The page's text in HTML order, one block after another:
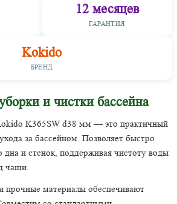
12 месяцев
ГАРАНТИЯ
Kokido
БРЕНД
и чистки бассейна
K365SW d38 мм — это практичный
за бассейном. Позволяет быстро
дна и стенок, поддерживая чистоту воды
чаши.
прочные материалы обеспечивают